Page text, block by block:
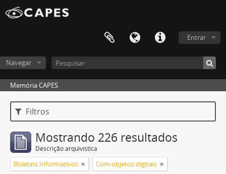
Entrar
Navegar
Memória CAPES
Filtros
Mostrando 226 resultados
Descrição arquivística
Boletins Informativos Com objetos digitais